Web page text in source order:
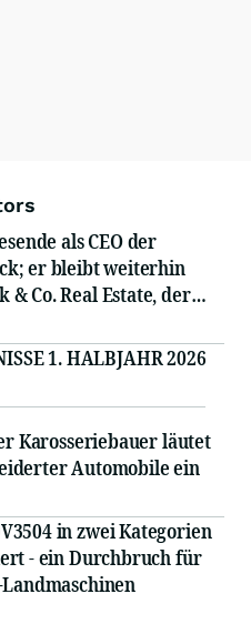
als CEO der
er bleibt weiterhin
Co. Real Estate, der
Newmark
1. HALBJAHR 2026
Karosseriebauer läutet
Automobile ein
in zwei Kategorien
- ein Durchbruch für